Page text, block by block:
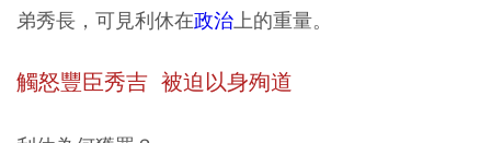
弟秀長，可見利休在政治上的重量。
觸怒豐臣秀吉 被迫以身殉道